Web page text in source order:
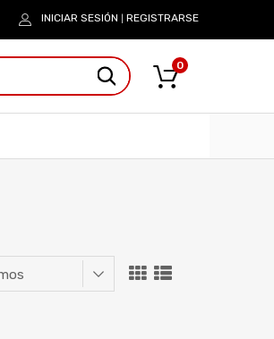
INICIAR SESIÓN REGISTRARSE
0